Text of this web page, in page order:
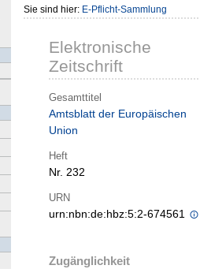
Sie sind hier: E-Pflicht-Sammlung
Elektronische
Zeitschrift
Gesamttitel
Amtsblatt der Europäischen
Union
Heft
Nr. 232
URN
urn:nbn:de:hbz:5:2-674561
Zugänglichkeit